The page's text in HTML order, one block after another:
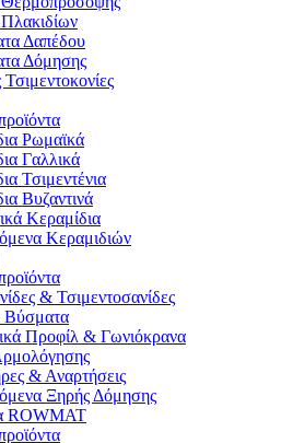
Δαπέδου
Δόμησης
Ρωμαϊκά
Γαλλικά
Τσιμεντένια
Βυζαντινά
Κεραμίδια
Κεραμιδιών
& Τσιμεντοσανίδες
Βύσματα
Προφίλ & Γωνιόκρανα
& Αναρτήσεις
Ξηρής Δόμησης
ROWMAT